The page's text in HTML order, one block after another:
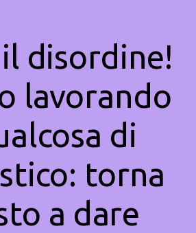
il disordine!
lavorando
di
torna
a dare